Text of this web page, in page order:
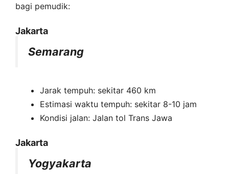
bagi pemudik:
Jakarta
Semarang
Jarak tempuh: sekitar 460 km
Estimasi waktu tempuh: sekitar 8-10 jam
Kondisi jalan: Jalan tol Trans Jawa
Jakarta
Yogyakarta